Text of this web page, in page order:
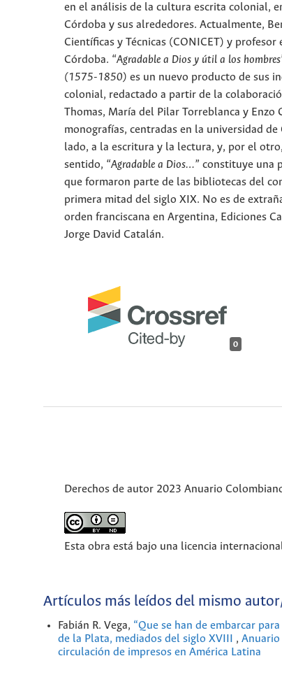
en el análisis de la cultura escrita colonial,
Córdoba y sus alrededores. Actualmente,
Científicas y Técnicas (CONICET) y
Córdoba. “Agradable a Dios y útil a los
(1575-1850) es un nuevo producto de sus
colonial, redactado a partir de la
Thomas, María del Pilar Torreblanca y
monografías, centradas en la universidad
lado, a la escritura y la lectura, y, por el
sentido, “Agradable a Dios…” constituye una
que formaron parte de las bibliotecas del
primera mitad del siglo XIX. No es de
orden franciscana en Argentina, Ediciones
Jorge David Catalán.
0
Derechos de autor 2023 Anuario
Esta obra está bajo una licencia
Artículos más leídos del mismo
Fabián R. Vega, “Que se han de embarcar
de la Plata, mediados del siglo XVIII , Anuario
circulación de impresos en América Latina